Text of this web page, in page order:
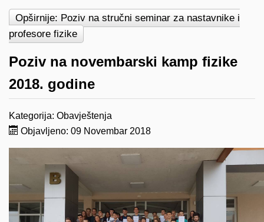
Opširnije: Poziv na stručni seminar za nastavnike i
profesore fizike
Poziv na novembarski kamp fizike
2018. godine
Kategorija: Obavještenja
Objavljeno: 09 Novembar 2018